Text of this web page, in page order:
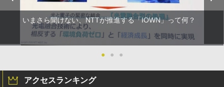
いまさら聞けない、NTTが推進する「IOWN」って何？
● ● ●
アクセスランキング